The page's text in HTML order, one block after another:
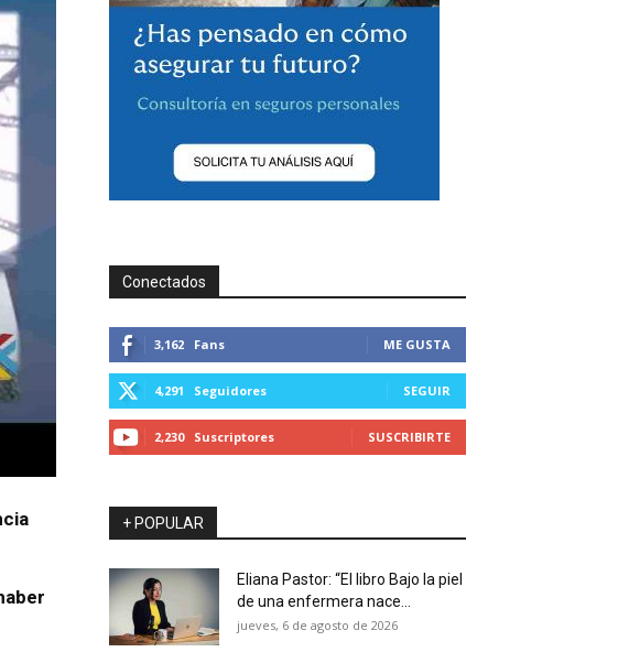
Conectados
3,162 Fans ME GUSTA
4,291 Seguidores SEGUIR
2,230 Suscriptores SUSCRIBIRTE
+ POPULAR
Eliana Pastor: “El libro Bajo la piel
de una enfermera nace...
jueves, 6 de agosto de 2026